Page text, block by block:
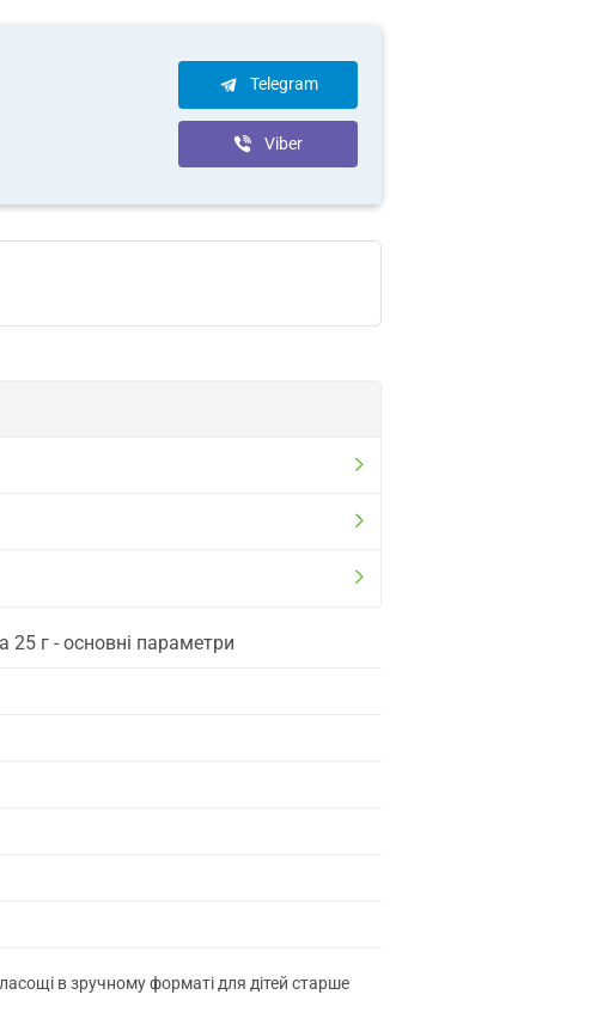
Telegram
Viber
25 г - основні параметри
в зручному форматі для дітей старше